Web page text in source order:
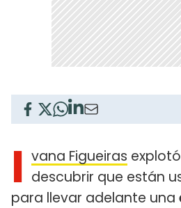
I vana Figueiras
descubrir que están
para llevar adelante una